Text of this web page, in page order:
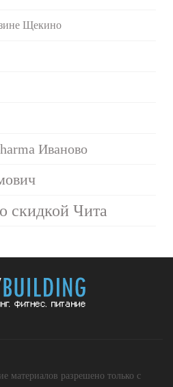
Щекино
Иваново
скидкой Чита
материалов разрешено только с